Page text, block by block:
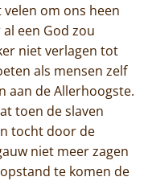
om ons heen
een God zou
niet verlagen tot
als mensen zelf
aan de Allerhoogste.
toen de slaven
tocht door de
niet meer zagen
te komen de